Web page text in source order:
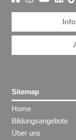
Sitemap
Home
Bildungsangebote
Über uns